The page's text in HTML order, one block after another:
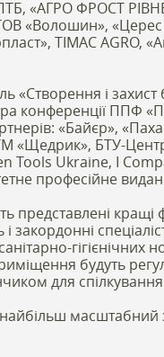
«АГРО ФРОСТ
«Волошин»,
TIMAC AGRO,
«Створення і
конференції ППФ
«Байєр»,
«Щедрик», БТУ-
Tools Ukraine, I
професійне
кращі
закордонні
гігієнічних
будуть
для
масштабний